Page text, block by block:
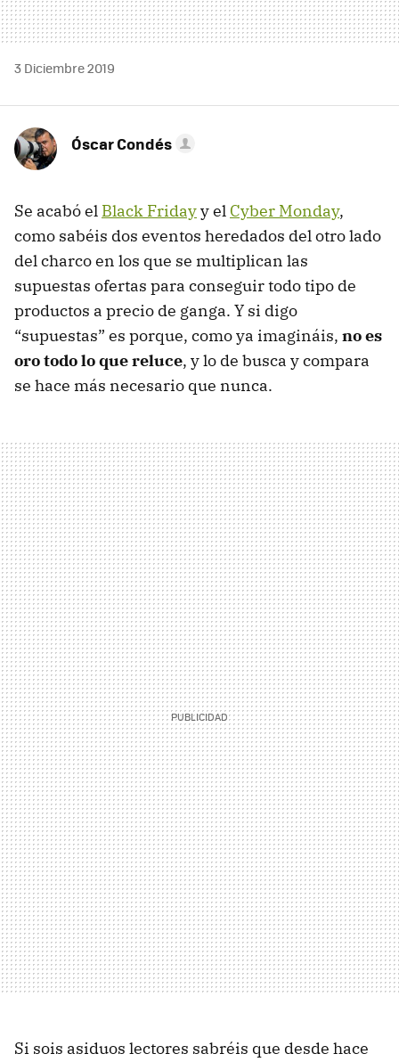
3 Diciembre 2019
Óscar Condés
Se acabó el Black Fridayy el Cyber Monday,
como sabéis dos eventos heredados del otro lado
del charco en los que se multiplican las
supuestas ofertas para conseguir todo tipo de
productos a precio de ganga. Y si digo
“supuestas” es porque, como ya imagináis, no es
oro todo lo que reluce, y lo de busca y compara
se hace más necesario que nunca.
Si sois asiduos lectores sabréis que desde hace